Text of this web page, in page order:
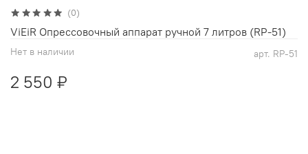
(0)
арт. RP-51
Нет в наличии
2 550 ₽
ViEiR Опрессовочный аппарат ручной 7 литров (RP-51)